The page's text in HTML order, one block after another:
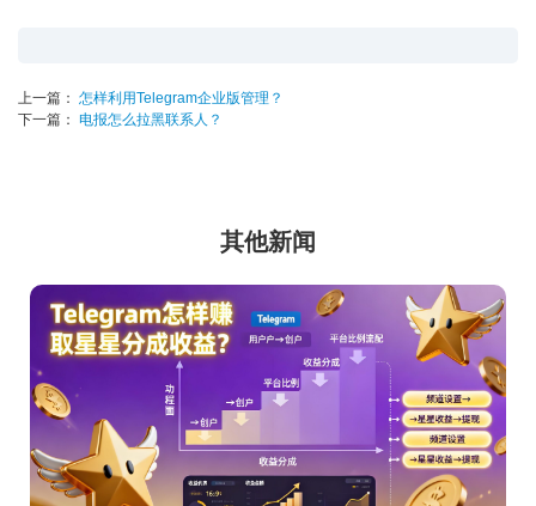
上一篇： 怎样利用Telegram企业版管理？
下一篇： 电报怎么拉黑联系人？
其他新闻